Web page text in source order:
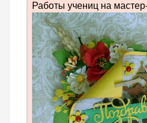
Работы учениц на